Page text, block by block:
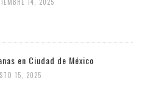
en Ciudad de México
15, 2025